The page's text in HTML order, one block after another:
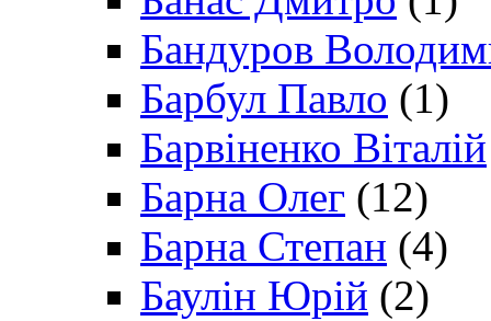
Бандуров
Барбул Павло (1)
Барвіненко Віталій
Барна Олег (12)
Барна Степан (4)
Баулін Юрій (2)